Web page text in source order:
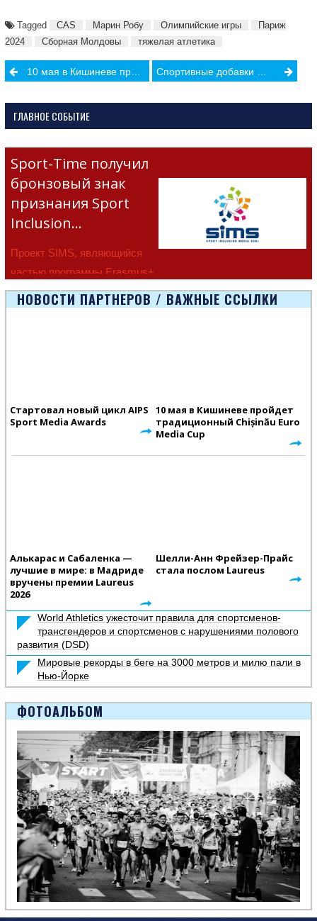
Tagged CAS Марин Робу Олимпийские игры
Париж
2024
Сборная Молдовы тяжелая атлетика
Post10 мая в Кишиневе пройдет традиционный Chișinău Euro Media Cup Спортивные добавки — и риски для здоровья печени, о которой индустрия фитнеса предпочитает молчать
ГЛАВНОЕ СОБЫТИЕ
Sport-Time получил
бронзовый знак
признания Sport
Inclusion…
Проект SIMS, являющийся
частью программы Erasmus+
Европейско
НОВОСТИ ПАРТНЕРОВ / ВАЖНЫЕ ССЫЛКИ
Стартовал новый цикл AIPS
Sport Media Awards
10 мая в Кишиневе пройдет
традиционный Chișinău Euro
Media Cup
Алькарас и Сабаленка —
лучшие в мире: в Мадриде
вручены премии Laureus
2026
Шелли-Анн Фрейзер-Прайс
стала послом Laureus
World Athletics ужесточит правила для спортсменов-
трансгендеров и спортсменов с нарушениями полового
развития (DSD)
Мировые рекорды в беге на 3000 метров и милю пали в
Нью-Йорке
ФОТОАЛЬБОМ